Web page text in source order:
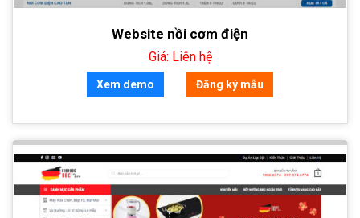
Website nồi cơm điện
Giá: Liên hệ
Xem demo Đăng ký mẫu